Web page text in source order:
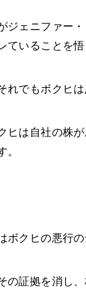
ジェニファー
ていることを悟
れでもボクヒ
ヒは自社の株
。
ボクヒの悪行
の証拠を消し